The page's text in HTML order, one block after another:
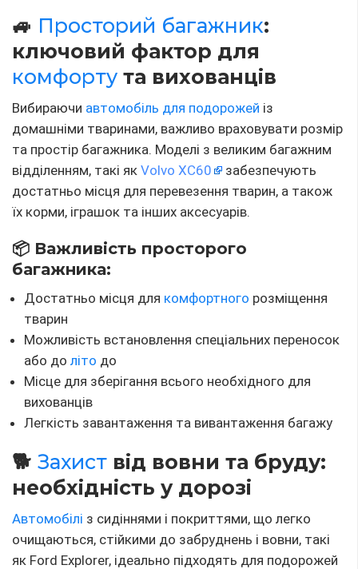
🚙 Просторий багажник:
ключовий фактор для
комфорту та вихованців
Вибираючи автомобіль для подорожей із
домашніми тваринами, важливо враховувати розмір
та простір багажника. Моделі з великим багажним
відділенням, такі як Volvo XC60
забезпечують
достатньо місця для перевезення тварин, а також
їх корми, іграшок та інших аксесуарів.
📦 Важливість просторого
багажника:
Достатньо місця для комфортного розміщення
тварин
Можливість встановлення спеціальних переносок
або до літо до
Місце для зберігання всього необхідного для
вихованців
Легкість завантаження та вивантаження багажу
🐕 Захист від вовни та бруду:
необхідність у дорозі
Автомобілі з сидіннями і покриттями, що легко
очищаються, стійкими до забруднень і вовни, такі
як Ford Explorer, ідеально підходять для подорожей